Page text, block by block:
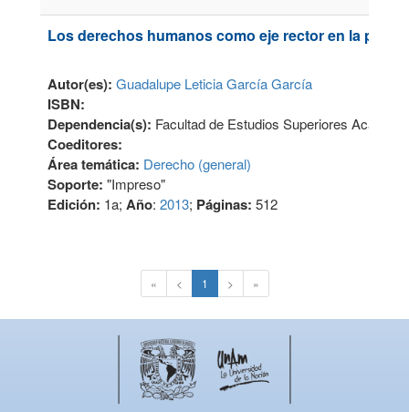
Los derechos humanos como eje rector en la
Autor(es): Guadalupe Leticia García García
ISBN:
Dependencia(s): Facultad de Estudios Superiores Acatlán
Coeditores:
Área temática: Derecho (general)
Soporte: "Impreso"
Edición: 1a; Año: 2013; Páginas: 512
« < 1 > »